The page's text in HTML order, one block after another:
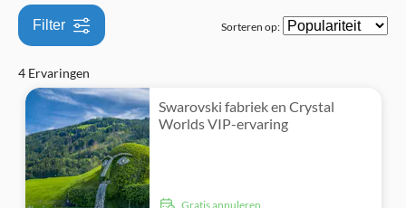
Regenachtige dag
E-Voucher
Wheelchair access
Tour met gids
Subject expert guide
Monumenten
Musea
Excursies voor locals
Tickets en evenementen
Filter Sorteren op:
4 Ervaringen
Swarovski fabriek en Crystal
Worlds VIP-ervaring
Gratis annuleren